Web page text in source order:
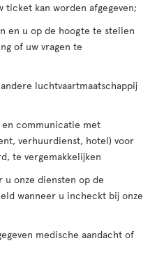
kan worden afgegeven;
en u op de hoogte te stellen
of uw vragen te
luchtvaartmaatschappij
communicatie met
verhuurdienst, hotel) voor
te vergemakkelijken
onze diensten op de
wanneer u incheckt bij onze
medische aandacht of